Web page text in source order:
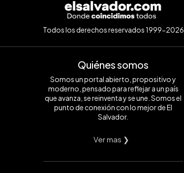
Todos los derechos reservados 1999-2026
Quiénes somos
Somos un portal abierto, propositivo y
moderno, pensado para reflejar a un país
que avanza, se reinventa y se une. Somos el
punto de conexión con lo mejor de El
Salvador.
Ver mas ❯